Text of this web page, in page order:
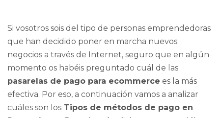
Si vosotros sois del tipo de personas emprendedoras
que han decidido poner en marcha nuevos
negocios a través de Internet, seguro que en algún
momento os habéis preguntado cuál de las
pasarelas de pago para ecommerce es la más
efectiva. Por eso, a continuación vamos a analizar
cuáles son los Tipos de métodos de pago en